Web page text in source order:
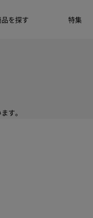
品を探す 特集
す。